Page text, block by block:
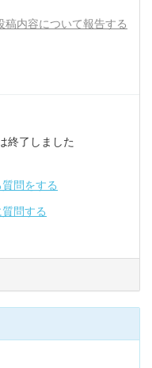
稿内容について報告する
終了しました
問をする
問する